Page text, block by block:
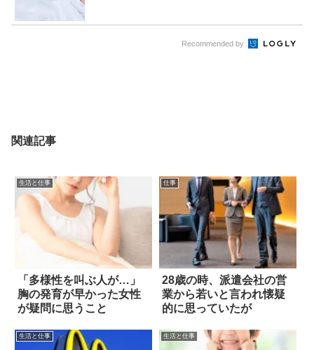
Recommended by
関連記事
生活と仕事
「多様性を叫ぶ人が…」
胸の発育が早かった女性
が疑問に思うこと
仕事
28歳の時、派遣会社の営
業から若いと言われ懐疑
的に思っていたが
生活と仕事 生活と仕事